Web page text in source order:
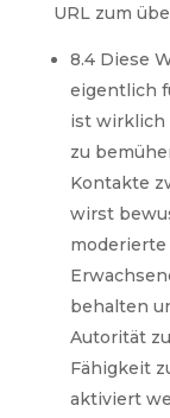
URL zum
8.4 Diese
eigentlich
ist wirklich
zu
Kontakte
wirst
behalten
Autorität
Fähigkeit
aktiviert